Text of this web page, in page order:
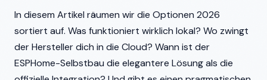
In diesem Artikel räumen wir die Optionen 2026
sortiert auf. Was funktioniert wirklich lokal? Wo zwingt
der Hersteller dich in die Cloud? Wann ist der
ESPHome-Selbstbau die elegantere Lösung als die